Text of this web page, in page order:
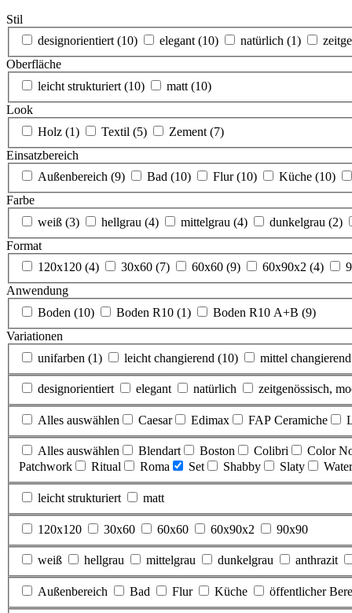
Stil
designorientiert(10) elegant(10) natürlich (1)
Oberfläche
leicht strukturiert (10) matt (10)
Look
Holz (1) Textil (5) Zement (7)
Einsatzbereich
Außenbereich (9) Bad (10) Flur(10) Küche (10)
Farbe
weiß (3) hellgrau (4) mittelgrau (4) dunkelgrau (2)
Format
120x120 (4) 30x60 (7) 60x60 (9) 60x90x2 (4)
Anwendung
Boden (10) Boden R10 (1) Boden R10 A+B (9)
Variationen
unifarben (1) leicht changierend (10) mittel
designorientiert elegant natürlich zeitgenössisch,
Alles auswählen Caesar Edimax FAP Ceramiche
Alles auswählen Blendart Boston Colibri
Color
Patchwork
Ritual Roma Set Shabby Slaty
leicht strukturiert matt
120x120 30x60 60x60 60x90x2 90x90
weiß hellgrau mittelgrau dunkelgrau anthrazit
Außenbereich Bad Flur Küche öffentlicher